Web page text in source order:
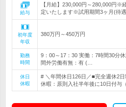
給与
【月給】230,000円～280,000円※
定いたします※試用期間3ヶ月(待
初年度
年収
380万円～450万円
勤務
時間
9：00～17：30 実働：7時間30分
間外労働有無：有 (…
休日
休暇
# ＼年間休日126日／■完全週休2
休暇：原則入社半年後に10日付与